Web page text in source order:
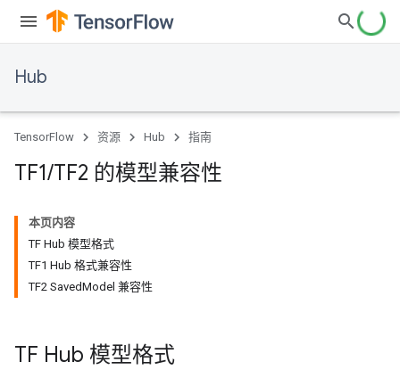
Hub
TensorFlow 资源 Hub 指南
TF1/TF2 的模型兼容性
本页内容
TF Hub 模型格式
TF1 Hub 格式兼容性
TF2 SavedModel 兼容性
TF Hub 模型格式